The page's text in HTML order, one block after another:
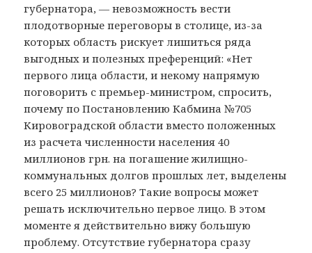
губернатора, — невозможность вести
плодотворные переговоры в столице, из-за
которых область рискует лишиться ряда
выгодных и полезных преференций: «Нет
первого лица области, и некому напрямую
поговорить с премьер-министром, спросить,
почему по Постановлению Кабмина №705
Кировоградской области вместо положенных
из расчета численности населения 40
миллионов грн. на погашение жилищно-
коммунальных долгов прошлых лет, выделены
всего 25 миллионов? Такие вопросы может
решать исключительно первое лицо. В этом
моменте я действительно вижу большую
проблему. Отсутствие губернатора сразу